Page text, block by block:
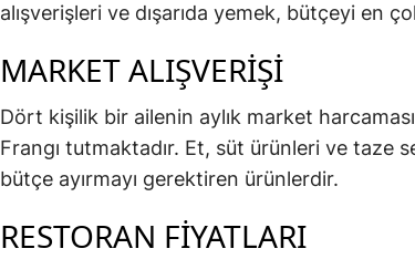
alışverişleri ve dışarıda yemek, bütçeyi en
MARKET ALIŞVERIŞI
Dört kişilik bir ailenin aylık market
Frangı tutmaktadır. Et, süt ürünleri ve taze
bütçe ayırmayı gerektiren ürünlerdir.
RESTORAN FIYATLARI